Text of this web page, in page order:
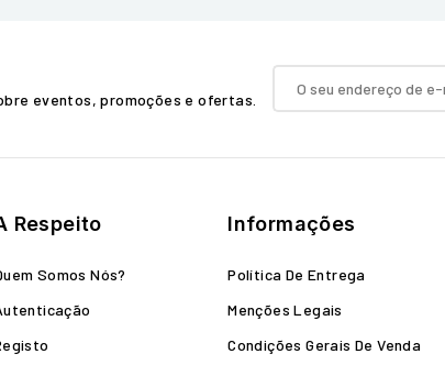
eventos, promoções e ofertas.
Respeito
Somos Nós?
Informações
Política De Entrega
Menções Legais
Condições Gerais De Venda